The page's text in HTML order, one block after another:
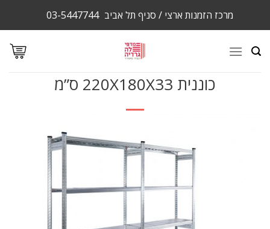
מרכז הזמנות ארצי / סניף תל אביב 03-5447744
כוננית 220X180X33 ס”מ